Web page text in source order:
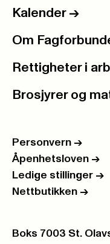
Kalender ->
Om
Rettigheter i
Brosjyrer og
Personvern ->
Åpenhetsloven ->
Ledige stillinger ->
Nettbutikken ->
Postboks:
Boks 7003 St.